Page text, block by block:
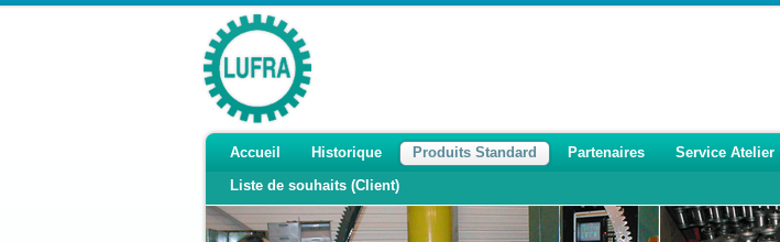
Accueil Historique Produits Standard Partenaires Service Atelier
Liste de souhaits (Client)